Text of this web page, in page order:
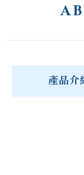
產品介